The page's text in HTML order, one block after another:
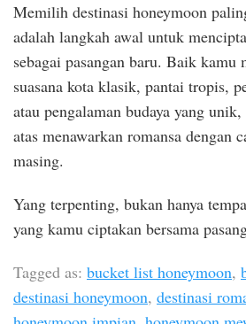
Memilih destinasi honeymoon
adalah langkah awal untuk
sebagai pasangan baru. Baik kamu
suasana kota klasik, pantai tropis,
atau pengalaman budaya yang
atas menawarkan romansa dengan
masing.
Yang terpenting, bukan hanya
yang kamu ciptakan bersama
Tagged as: bucket list honeymoon,
destinasi honeymoon, destinasi